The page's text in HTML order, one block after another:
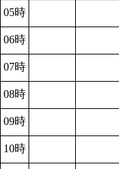
05時
06時
07時
08時
09時
10時